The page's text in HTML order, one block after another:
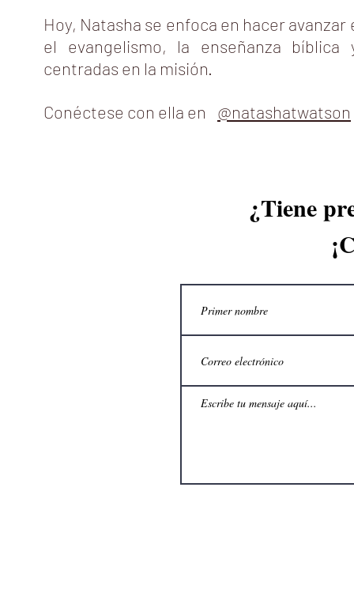
Hoy, Natasha se enfoca en hacer
el evangelismo, la enseñanza
centradas en la misión.
Conéctese con ella en @natashatwatson
¿Tiene